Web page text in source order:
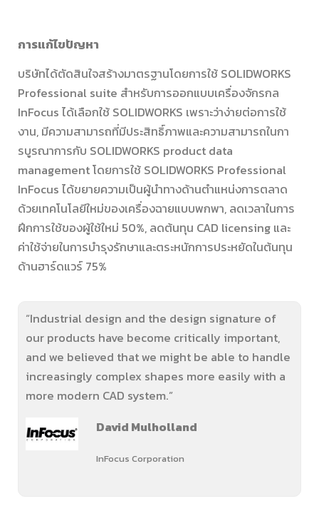
การแก้ไขปัญหา
บริษัทได้ตัดสินใจสร้างมาตรฐานโดยการใช้ SOLIDWORKS
Professional suite สำหรับการออกแบบเครื่องจักรกล
InFocus ได้เลือกใช้ SOLIDWORKS เพราะว่าง่ายต่อการใช้
งาน, มีความสามารถที่มีประสิทธิ์ภาพและความสามารถในกา
รบูรณาการกับ SOLIDWORKS product data
management โดยการใช้ SOLIDWORKS Professional
InFocus ได้ขยายความเป็นผู้นำทางด้านตำแหน่งการตลาด
ด้วยเทคโนโลยีใหม่ของเครื่องฉายแบบพกพา, ลดเวลาในการ
ฝึกการใช้ของผู้ใช้ใหม่ 50%, ลดต้นทุน CAD licensing และ
ค่าใช้จ่ายในการบำรุงรักษาและตระหนักการประหยัดในต้นทุน
ด้านฮาร์ดแวร์ 75%
“Industrial design and the design signature of
our products have become critically important,
and we believed that we might be able to handle
increasingly complex shapes more easily with a
more modern CAD system.”
David Mulholland
InFocus Corporation